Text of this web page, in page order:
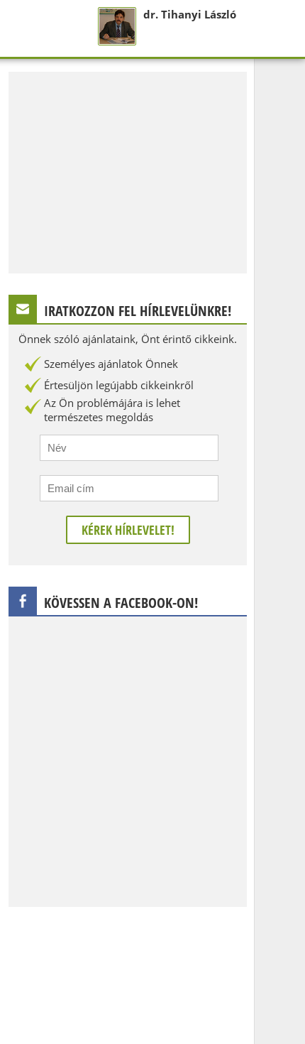
dr. Tihanyi László
IRATKOZZON FEL HÍRLEVELÜNKRE!
Önnek szóló ajánlataink, Önt érintő cikkeink.
Személyes ajánlatok Önnek
Értesüljön legújabb cikkeinkről
Az Ön problémájára is lehet
természetes megoldás
KÖVESSEN A FACEBOOK-ON!